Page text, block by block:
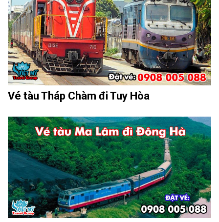
Vé tàu Tháp Chàm đi Tuy Hòa